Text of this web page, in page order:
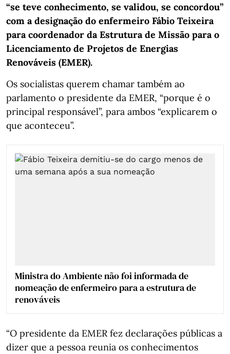
“se teve conhecimento, se validou, se concordou”
com a designação do enfermeiro Fábio Teixeira
para coordenador da Estrutura de Missão para o
Licenciamento de Projetos de Energias
Renováveis (EMER).
Os socialistas querem chamar também ao
parlamento o presidente da EMER, “porque é o
principal responsável”, para ambos “explicarem o
que aconteceu”.
Ministra do Ambiente não foi informada de
nomeação de enfermeiro para a estrutura de
renováveis
“O presidente da EMER fez declarações públicas a
dizer que a pessoa reunia os conhecimentos